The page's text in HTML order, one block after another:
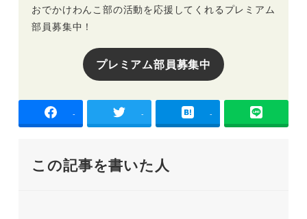
おでかけわんこ部の活動を応援してくれるプレミアム
部員募集中！
プレミアム部員募集中
- - -
この記事を書いた人